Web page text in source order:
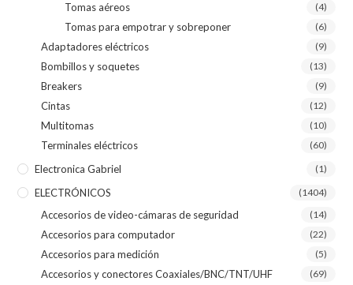
Tomas aéreos (4)
Tomas para empotrar y sobreponer (6)
Adaptadores eléctricos (9)
Bombillos y soquetes (13)
Breakers (9)
Cintas (12)
Multitomas (10)
Terminales eléctricos (60)
Electronica Gabriel (1)
ELECTRÓNICOS (1404)
Accesorios de video-cámaras de seguridad (14)
Accesorios para computador (22)
Accesorios para medición (5)
Accesorios y conectores Coaxiales/BNC/TNT/UHF (69)